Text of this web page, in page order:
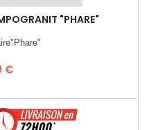
"PHARE"
€